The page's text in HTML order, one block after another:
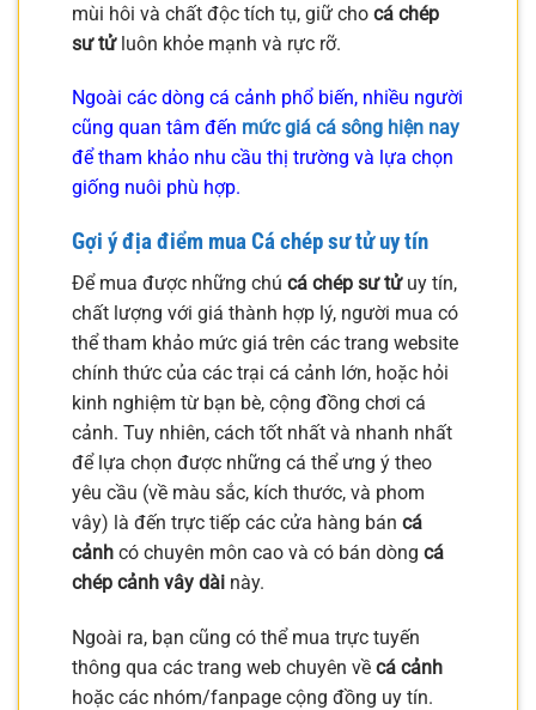
mùi hôi và chất độc tích tụ, giữ cho cá chép
sư tửluôn khỏe mạnh và rực rỡ.
Ngoài các dòng cá cảnh phổ biến, nhiều người
cũng quan tâm đến mức giá cá sông hiện nay
để tham khảo nhu cầu thị trường và lựa chọn
giống nuôi phù hợp.
Gợi ý địa điểm muaCá chép sư tửuy tín
Để mua được những chú cá chép sư tửuy tín,
chất lượng với giá thành hợp lý, người mua có
thể tham khảo mức giá trên các trang website
chính thức của các trại cá cảnh lớn, hoặc hỏi
kinh nghiệm từ bạn bè, cộng đồng chơi cá
cảnh. Tuy nhiên, cách tốt nhất và nhanh nhất
để lựa chọn được những cá thể ưng ý theo
yêu cầu (về màu sắc, kích thước, và phom
vây) là đến trực tiếp các cửa hàng bán cá
cảnh có chuyên môn cao và có bán dòng cá
chép cảnh vây dài này.
Ngoài ra, bạn cũng có thể mua trực tuyến
thông qua các trang web chuyên về cá cảnh
hoặc các nhóm/fanpage cộng đồng uy tín.